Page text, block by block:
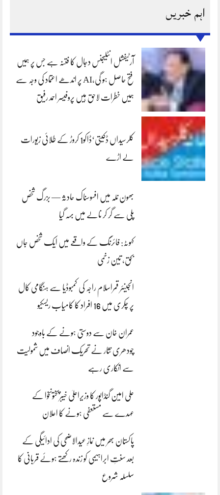
اہم خبریں
آرٹیفشل انٹلیجنس دجال کا فتنہ ہے جس پر ہمیں
فتح حاصل ہو گی،AI پر اندھے اعتماد کی وجہ سے
ہمیں خطرات لاحق ہیں پروفیسر احمد رفیق
کلرسیداں ڈکیتی‘ڈاکو1 کروڑ کے طلائی زیورات
لے اڑے
بھون نلہ میں افسوسناک حادثہ — بزرگ شخص
پلی سے گر کر نالے میں بہہ گیا
کہوٹہ: فائرنگ کے واقعے میں ایک شخص جاں
بحق، تین زخمی
انجینئر قمراسلام راجہ کی کمبوڈیا سے ہنگامی کال
پر چکری میں 16 افراد کا کامیاب ریسکیو
عمران خان سے دوستی ہونے کے باوجود
چودھری نثار نے تحریک انصاف میں شمولیت
سے انکاری رہے
علی امین گنڈاپور کا وزیراعلیٰ خیبرپختونخوا کے
عہدے سے مستعفی ہونے کا اعلان
پاکستان بھر میں نمازِ عیدالاضحی کی ادائیگی کے
بعد سنتِ ابراہیمی کو زندہ رکھتے ہوئے قربانی کا
سلسلہ شروع